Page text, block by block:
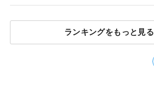
ランキングをもっと見る